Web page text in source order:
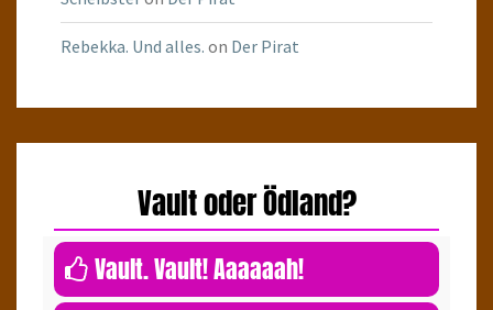
Rebekka. Und alles. on Der Pirat
Vault oder Ödland?
Vault. Vault! Aaaaaah!